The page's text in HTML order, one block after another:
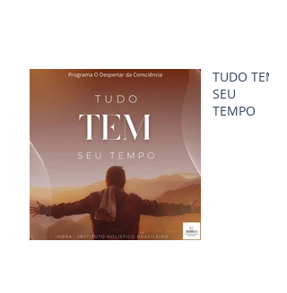
TUDO TEM
SEU
TEMPO